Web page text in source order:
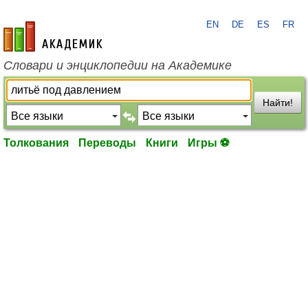
academic.ru
EN DE ES FR
Словари и энциклопедии на Академике
Найти!
Толкования Переводы Книги Игры ⚽